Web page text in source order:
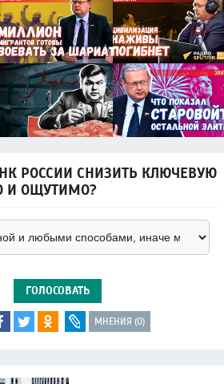
РОССИИ СНИЗИТЬ КЛЮЧЕВУЮ
И ОЩУТИМО?
ГОЛОСОВАТЬ
МНЕНИЯ (0)